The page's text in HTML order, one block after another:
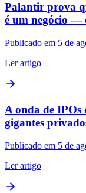
Palantir prova
é um negócio —
Publicado em 5 de
Ler artigo
A onda de IPOs
gigantes
Publicado em 5 de
Ler artigo